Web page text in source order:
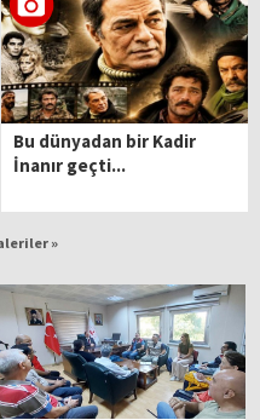
Bu dünyadan bir Kadir
İnanır geçti...
»